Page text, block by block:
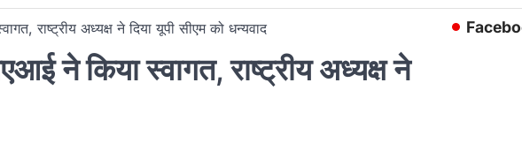
राष्ट्रीय अध्यक्ष ने दिया यूपी सीएम को धन्यवाद
ने किया स्वागत, राष्ट्रीय अध्यक्ष ने